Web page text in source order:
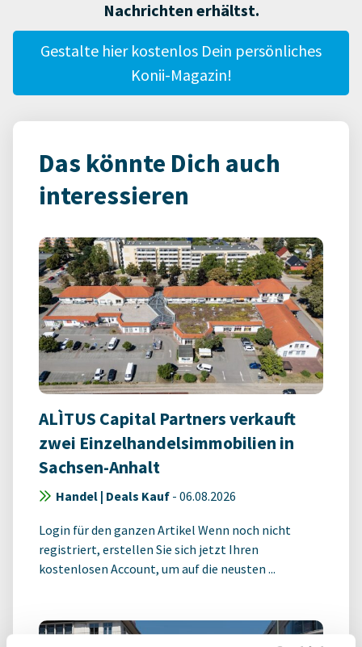
Nachrichten erhältst.
Gestalte hier kostenlos Dein persönliches
Konii-Magazin!
Das könnte Dich auch
interessieren
ALÌTUS Capital Partners verkauft
zwei Einzelhandelsimmobilien in
Sachsen-Anhalt
Handel | Deals Kauf - 06.08.2026
Login für den ganzen Artikel Wenn noch nicht
registriert, erstellen Sie sich jetzt Ihren
kostenlosen Account, um auf die neusten ...